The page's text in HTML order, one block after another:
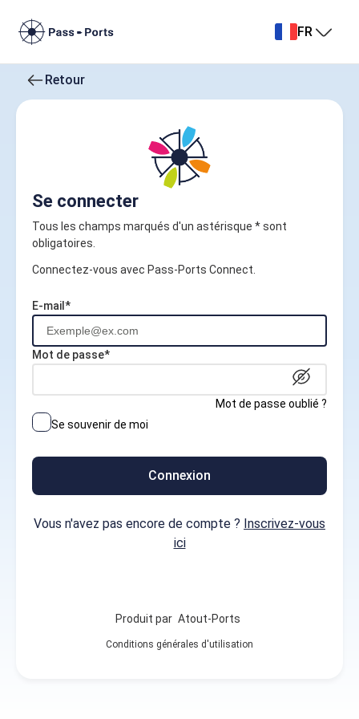
FR
Retour
Se connecter
Tous les champs marqués d'un astérisque * sont
obligatoires.
Connectez-vous avec Pass-Ports Connect.
E-mail*
Mot de passe*
Mot de passe oublié ?
Se souvenir de moi
Connexion
Vous n'avez pas encore de compte ? Inscrivez-vous
ici
Produit par Atout-Ports
Conditions générales d'utilisation